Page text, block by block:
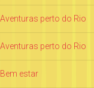
Aventuras perto do Rio
Aventuras perto do Rio
Bem estar